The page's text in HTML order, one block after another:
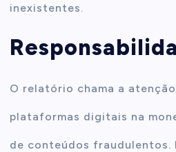
inexistentes.
O relatório chama a
plataformas digitais na
de conteúdos fraudulentos.